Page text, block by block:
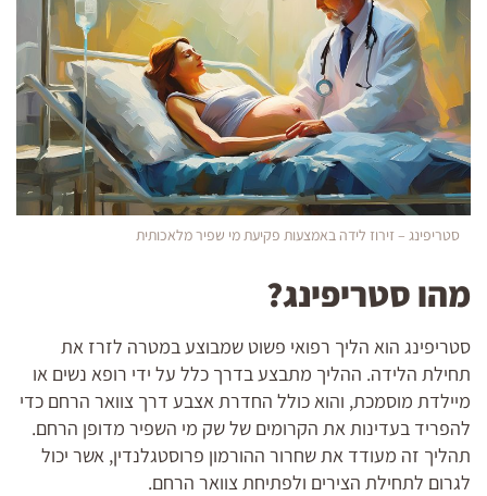
סטריפינג – זירוז לידה באמצעות פקיעת מי שפיר מלאכותית
מהו סטריפינג?
סטריפינג הוא הליך רפואי פשוט שמבוצע במטרה לזרז את
תחילת הלידה. ההליך מתבצע בדרך כלל על ידי רופא נשים או
מיילדת מוסמכת, והוא כולל החדרת אצבע דרך צוואר הרחם כדי
להפריד בעדינות את הקרומים של שק מי השפיר מדופן הרחם.
תהליך זה מעודד את שחרור ההורמון פרוסטגלנדין, אשר יכול
לגרום לתחילת הצירים ולפתיחת צוואר הרחם.